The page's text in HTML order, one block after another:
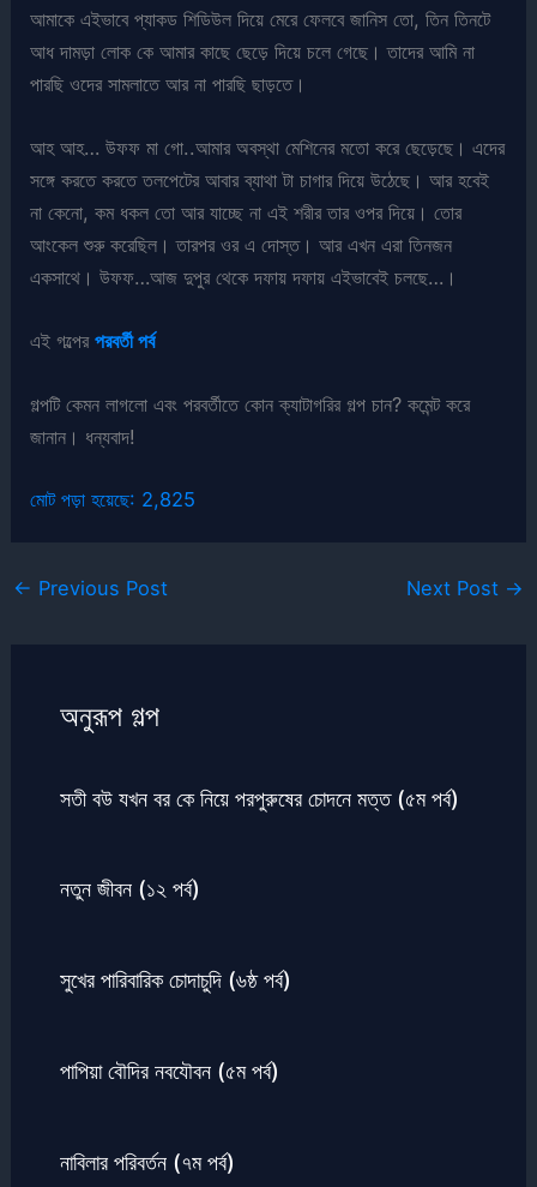
আমাকে এইভাবে প্যাকড শিডিউল দিয়ে মেরে ফেলবে জানিস তো, তিন তিনটে
আধ দামড়া লোক কে আমার কাছে ছেড়ে দিয়ে চলে গেছে। তাদের আমি না
পারছি ওদের সামলাতে আর না পারছি ছাড়তে।
আহ আহ… উফফ মা গো..আমার অবস্থা মেশিনের মতো করে ছেড়েছে। এদের
সঙ্গে করতে করতে তলপেটের আবার ব্যাথা টা চাগার দিয়ে উঠেছে। আর হবেই
না কেনো, কম ধকল তো আর যাচ্ছে না এই শরীর তার ওপর দিয়ে। তোর
আংকেল শুরু করেছিল। তারপর ওর এ দোস্ত। আর এখন এরা তিনজন
একসাথে। উফফ…আজ দুপুর থেকে দফায় দফায় এইভাবেই চলছে…।
এই গল্পেরপরবর্তী পর্ব
গল্পটি কেমন লাগলো এবং পরবর্তীতে কোন ক্যাটাগরির গল্প চান? কমেন্ট করে
জানান। ধন্যবাদ!
মোট পড়া হয়েছে: 2,825
← Previous Post Next Post →
অনুরূপ গল্প
সতী বউ যখন বর কে নিয়ে পরপুরুষের চোদনে মত্ত (৫ম পর্ব)
নতুন জীবন (১২ পর্ব)
সুখের পারিবারিক চোদাচুদি (৬ষ্ঠ পর্ব)
পাপিয়া বৌদির নবযৌবন (৫ম পর্ব)
নাবিলার পরিবর্তন (৭ম পর্ব)